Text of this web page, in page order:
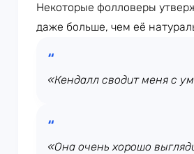
Некоторые фолловеры
даже больше, чем её
«Кендалл сводит меня с
«Она очень хорошо